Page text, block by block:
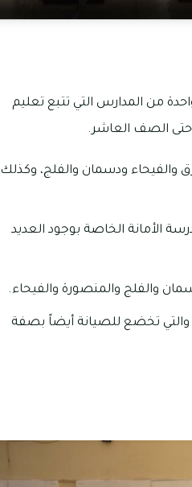
من المدارس المرموقة التي قد تأسست عام 2004، وهى واحدة من المدارس التي تتبع تعليم
الصف العاشر.
والفيحاء ودسمان والفلج، وكذلك
الأمانة الخاصة بوجود العديد
والفلج والمنصورة والفيحاء.
والتي تخضع للصيانة أيضاً بصفة